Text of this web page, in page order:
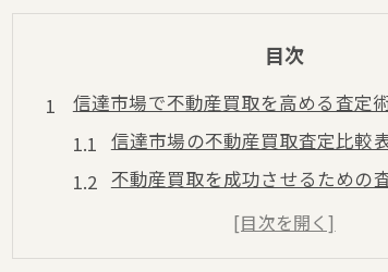
目次
信達市場で不動産買取を高める査定
信達市場の不動産買取査定比較
不動産買取を成功させるための
現地調査が重要な不動産買取査
不動産買取査定なら信達市場で